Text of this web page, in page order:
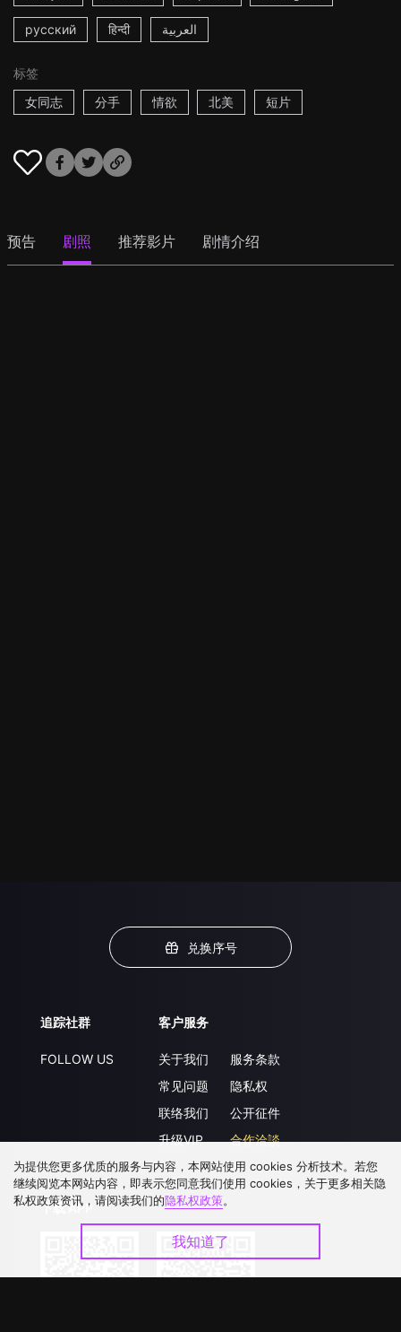
русский हिन्दी العربية
标签
女同志
分手 情欲 北美 短片
预告 剧照 推荐影片 剧情介绍
兑换序号
追踪社群
FOLLOW US
客户服务
关于我们
常见问题
联络我们
升级VIP
服务条款
隐私权
公开征件
合作洽談
下载 APP
为提供您更多优质的服务与内容，本网站使用 cookies 分析技术。若您
继续阅览本网站内容，即表示您同意我们使用 cookies，关于更多相关隐
私权政策资讯，请阅读我们的隐私权政策。
我知道了